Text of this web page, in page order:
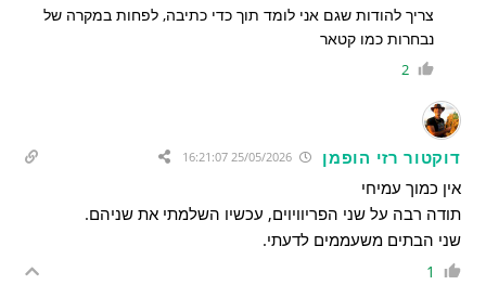
צריך להודות שגם אני לומד תוך כדי כתיבה, לפחות במקרה של
נבחרות כמו קטאר
2
דוקטור רזי הופמן
אין כמוך עמיחי
תודה רבה על שני הפריוויוים, עכשיו השלמתי את שניהם.
שני הבתים משעממים לדעתי.
1